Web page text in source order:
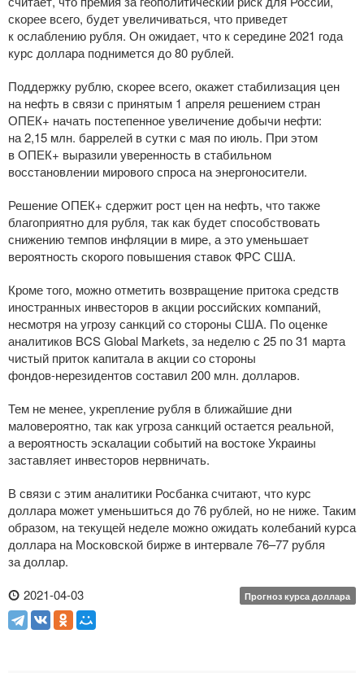
скорее всего, будет увеличиваться, что приведет
к ослаблению рубля. Он ожидает, что к середине 2021 года
курс доллара поднимется до 80 рублей.
Поддержку рублю, скорее всего, окажет стабилизация цен
на нефть в связи с принятым 1 апреля решением стран
ОПЕК+ начать постепенное увеличение добычи нефти:
на 2,15 млн. баррелей в сутки с мая по июль. При этом
в ОПЕК+ выразили уверенность в стабильном
восстановлении мирового спроса на энергоносители.
Решение ОПЕК+ сдержит рост цен на нефть, что также
благоприятно для рубля, так как будет способствовать
снижению темпов инфляции в мире, а это уменьшает
вероятность скорого повышения ставок ФРС США.
Кроме того, можно отметить возвращение притока средств
иностранных инвесторов в акции российских компаний,
несмотря на угрозу санкций со стороны США. По оценке
аналитиков BCS Global Markets, за неделю с 25 по 31 марта
чистый приток капитала в акции со стороны
фондов-нерезидентовсоставил 200 млн. долларов.
Тем не менее, укрепление рубля в ближайшие дни
маловероятно, так как угроза санкций остается реальной,
а вероятность эскалации событий на востоке Украины
заставляет инвесторов нервничать.
В связи с этим аналитики Росбанка считают, что курс
доллара может уменьшиться до 76 рублей, но не ниже. Таким
образом, на текущей неделе можно ожидать колебаний курса
доллара на Московской бирже в интервале 76–77 рубля
за доллар.
2021-04-03
Прогноз курса доллара